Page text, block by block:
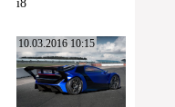
i8
10.03.2016 10:15